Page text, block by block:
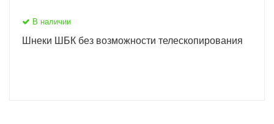
В наличии
Шнеки ШБК без возможности телескопирования